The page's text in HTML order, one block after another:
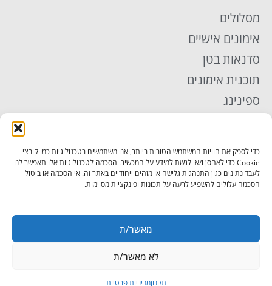
כדי לספק את חוויות המשתמש הטובות ביותר, אנו משתמשים בטכנולוגיות כמו קובצי
Cookie כדי לאחסן ו/או לגשת למידע על המכשיר. הסכמה לטכנולוגיות אלו תאפשר לנו
לעבד נתונים כגון התנהגות גלישה או מזהים ייחודיים באתר זה. אי הסכמה או ביטול
הסכמה עלולים להשפיע לרעה על תכונות ופונקציות מסוימות.
מאשר/ת
לא מאשר/ת
תקנוןמדיניות פרטיות
מסלולים
אימונים אישיים
סדנאות בטן
תוכנית אימונים
ספינינג
יוגה
תקנון
הצהרת נגישות
מאמרים נוספים